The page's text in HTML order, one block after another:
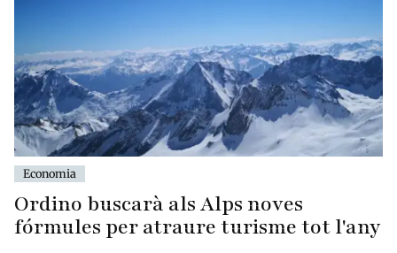
Economia
Ordino buscarà als Alps noves
fórmules per atraure turisme tot l'any